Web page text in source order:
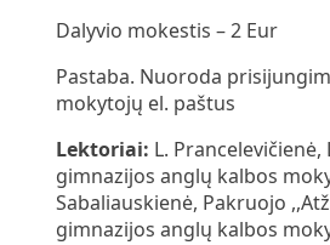
Dalyvio mokestis – 2 Eur
Pastaba. Nuoroda
mokytojų el. paštus
Lektoriai: L. Prancelevičienė,
gimnazijos anglų kalbos
Sabaliauskienė, Pakruojo
gimnazijos anglų kalbos